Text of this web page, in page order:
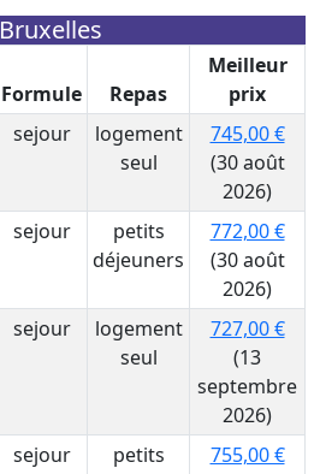
Bruxelles
Formule Repas
Meilleur
prix
sejour
logement
seul
745,00 €
(30 août
2026)
sejour
petits
déjeuners
772,00 €
(30 août
2026)
sejour
logement
seul
727,00 €
(13
septembre
2026)
sejour
petits
755,00 €